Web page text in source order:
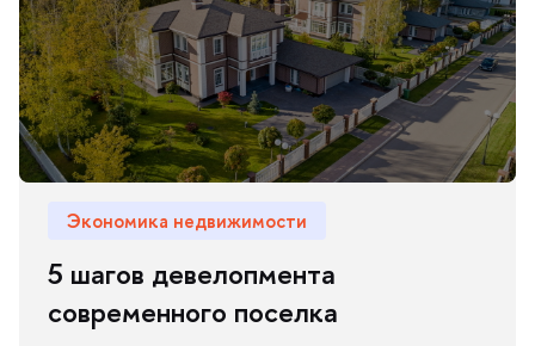
Экономика недвижимости
5 шагов девелопмента
современного поселка